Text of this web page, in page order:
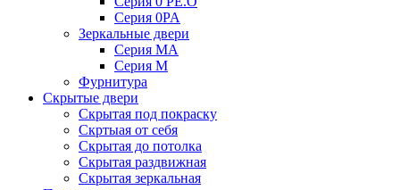
Серия 0PA
Зеркальные двери
Серия MA
Серия M
Фурнитура
Скрытые двери
Скрытая под покраску
Скртыая от себя
Скрытая до потолка
Скрытая раздвижная
Скрытая зеркальная